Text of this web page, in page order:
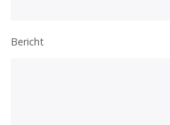
Bericht